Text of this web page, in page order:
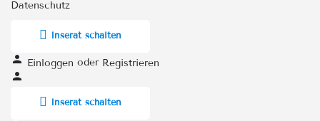
Datenschutz
Inserat schalten
Einloggen oder Registrieren
Inserat schalten